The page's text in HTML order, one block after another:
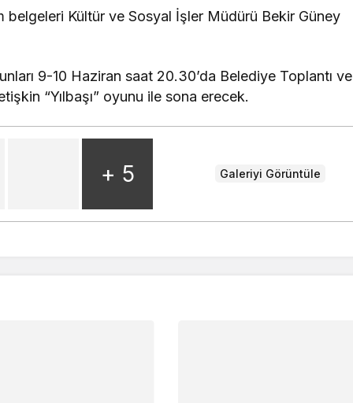
belgeleri Kültür ve Sosyal İşler Müdürü Bekir Güney
9-10 Haziran saat 20.30’da Belediye Toplantı ve
“Yılbaşı” oyunu ile sona erecek.
+ 5 Galeriyi Görüntüle